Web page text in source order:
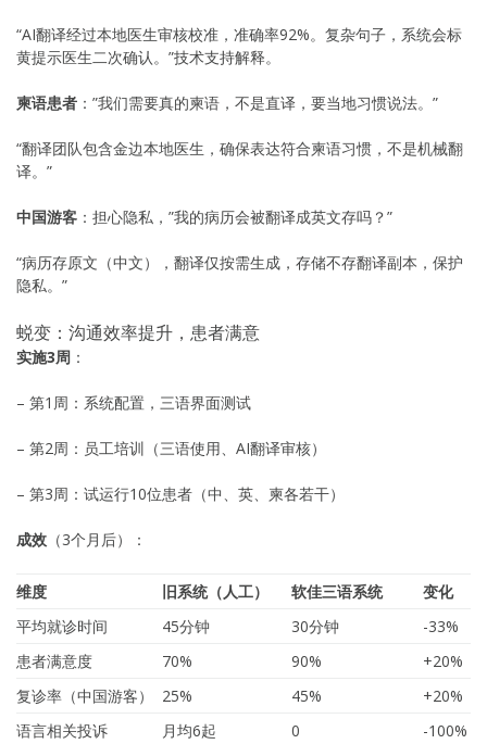
“AI翻译经过本地医生审核校准，准确率92%。复杂句子，系统会标
黄提示医生二次确认。”技术支持解释。
柬语患者 ：”我们需要真的柬语，不是直译，要当地习惯说法。”
“翻译团队包含金边本地医生，确保表达符合柬语习惯，不是机械翻
译。”
中国游客 ：担心隐私，”我的病历会被翻译成英文存吗？”
“病历存原文（中文），翻译仅按需生成，存储不存翻译副本，保护
隐私。”
蜕变：沟通效率提升，患者满意
实施3周 ：
– 第1周：系统配置，三语界面测试
– 第2周：员工培训（三语使用、AI翻译审核）
– 第3周：试运行10位患者（中、英、柬各若干）
成效 （3个月后）：
维度 旧系统（人工） 软佳三语系统
变化
平均就诊时间
45分钟 30分钟
-33%
患者满意度
70% 90%
+20%
复诊率（中国游客）
25% 45%
+20%
语言相关投诉
月均6起 0
-100%